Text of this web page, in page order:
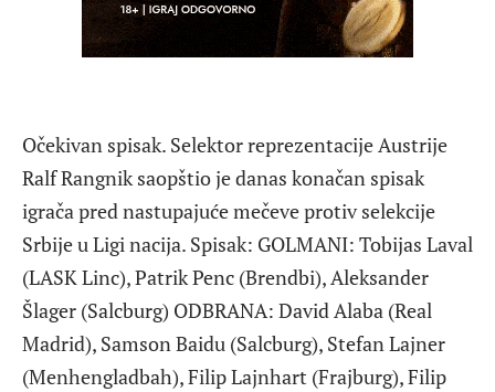
Očekivan spisak. Selektor reprezentacije Austrije
Ralf Rangnik saopštio je danas konačan spisak
igrača pred nastupajuće mečeve protiv selekcije
Srbije u Ligi nacija. Spisak: GOLMANI: Tobijas Laval
(LASK Linc), Patrik Penc (Brendbi), Aleksander
Šlager (Salcburg) ODBRANA: David Alaba (Real
Madrid), Samson Baidu (Salcburg), Stefan Lajner
(Menhengladbah), Filip Lajnhart (Frajburg), Filip